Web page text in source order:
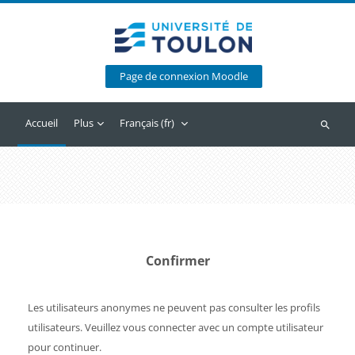
Page de connexion Moodle
Accueil Plus Français ‎(fr)‎
Confirmer
Les utilisateurs anonymes ne peuvent pas consulter les profils
utilisateurs. Veuillez vous connecter avec un compte utilisateur
pour continuer.